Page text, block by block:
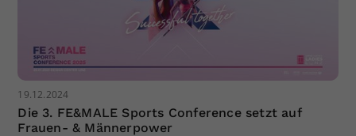
19.12.2024
Die 3. FE&MALE Sports Conference setzt auf
Frauen- & Männerpower